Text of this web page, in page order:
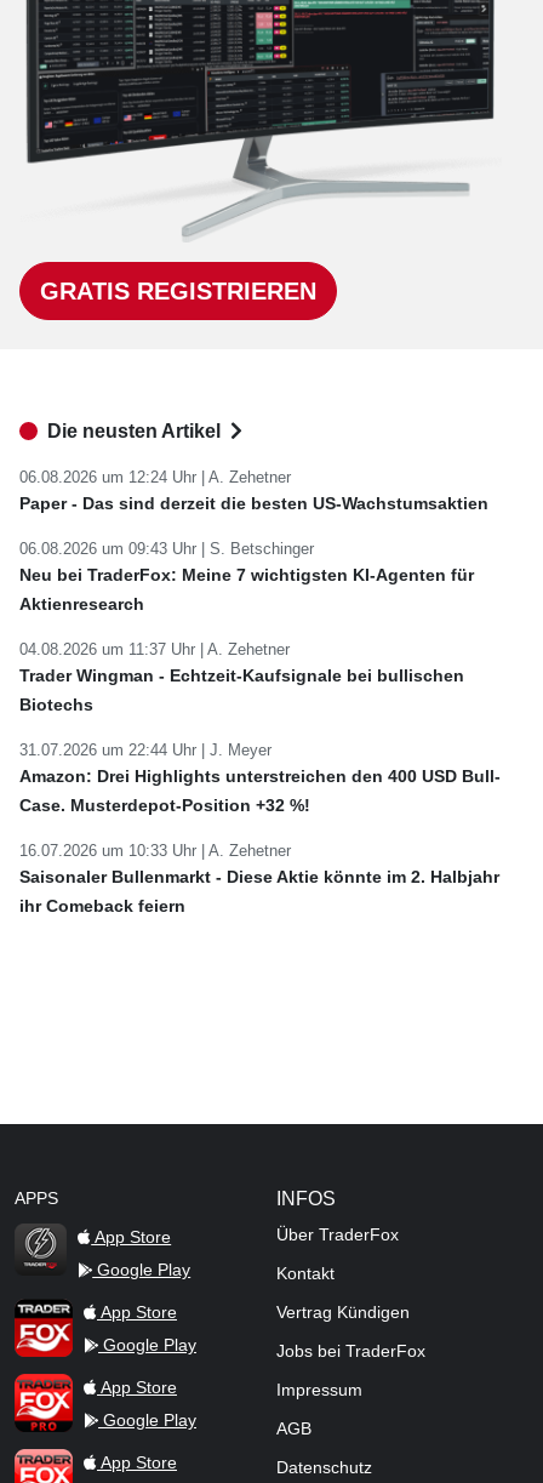
GRATIS REGISTRIEREN
Die neusten Artikel
06.08.2026 um 12:24 Uhr | A. Zehetner
Paper - Das sind derzeit die besten US-Wachstumsaktien
06.08.2026 um 09:43 Uhr | S. Betschinger
Neu bei TraderFox: Meine 7 wichtigsten KI-Agenten für
Aktienresearch
04.08.2026 um 11:37 Uhr | A. Zehetner
Trader Wingman - Echtzeit-Kaufsignale bei bullischen
Biotechs
31.07.2026 um 22:44 Uhr | J. Meyer
Amazon: Drei Highlights unterstreichen den 400 USD Bull-
Case. Musterdepot-Position +32 %!
16.07.2026 um 10:33 Uhr | A. Zehetner
Saisonaler Bullenmarkt - Diese Aktie könnte im 2. Halbjahr
ihr Comeback feiern
APPS
TraderFox Flash
App Store
Google Play
TraderFox AppApp Store
Google Play
TraderFox ProApp Store
Google Play
TraderFox dpa-AFX ProFeed
App Store
INFOS
Über TraderFox
Kontakt
Vertrag Kündigen
Jobs bei TraderFox
Impressum
AGB
Datenschutz